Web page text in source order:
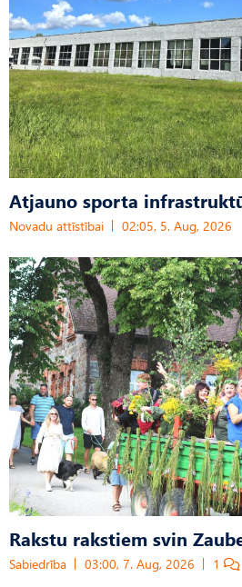
Atjauno sporta
Novadu attīstībai 02:05, 5. Aug, 2026
Rakstu rakstiem svin
Sabiedrība 03:00, 7. Aug, 2026 1